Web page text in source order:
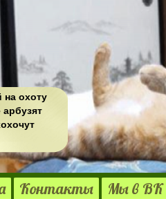
охоту
Контакты
Мы в ВК